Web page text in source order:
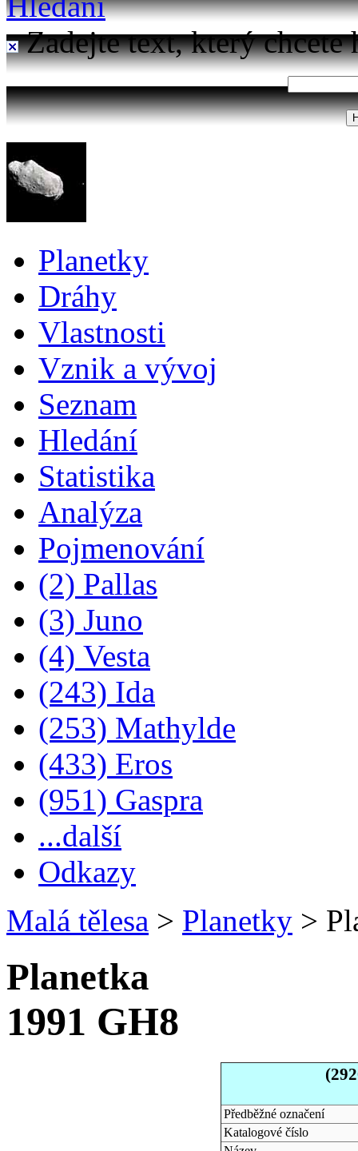
Zadejte text, který chcete
Planetky
Dráhy
Vlastnosti
Vznik a vývoj
Seznam
Hledání
Statistika
Analýza
Pojmenování
(2) Pallas
(3) Juno
(4) Vesta
(243) Ida
(253) Mathylde
(433) Eros
(951) Gaspra
...další
Odkazy
Malá tělesa > Planetky >
Planetka
1991 GH8
Předběžné označení
Katalogové číslo